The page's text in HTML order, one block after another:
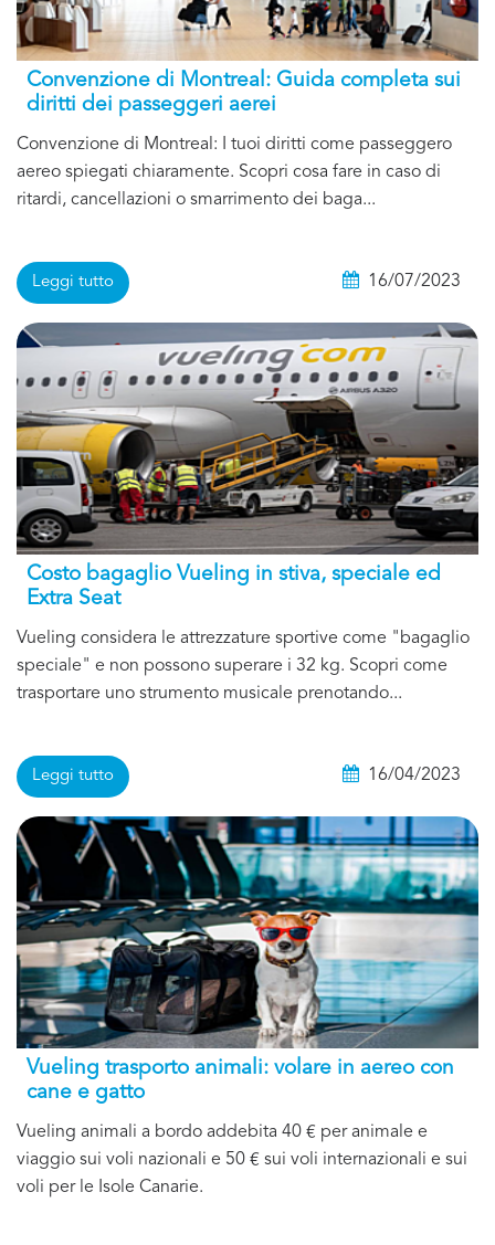
Convenzione di Montreal: Guida completa sui
diritti dei passeggeri aerei
Convenzione di Montreal: I tuoi diritti come passeggero
aereo spiegati chiaramente. Scopri cosa fare in caso di
ritardi, cancellazioni o smarrimento dei baga...
Leggi tutto 16/07/2023
Costo bagaglio Vueling in stiva, speciale ed
Extra Seat
Vueling considera le attrezzature sportive come "bagaglio
speciale" e non possono superare i 32 kg. Scopri come
trasportare uno strumento musicale prenotando...
Leggi tutto 16/04/2023
Vueling trasporto animali: volare in aereo con
cane e gatto
Vueling animali a bordo addebita 40 € per animale e
viaggio sui voli nazionali e 50 € sui voli internazionali e sui
voli per le Isole Canarie.